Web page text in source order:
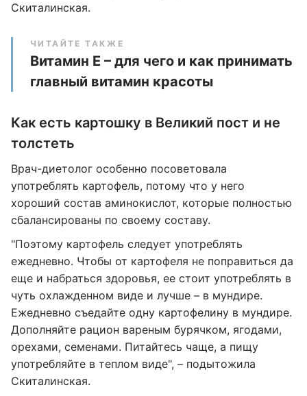
Скиталинская.
ЧИТАЙТЕ ТАКЖЕ
Витамин Е – для чего и как принимать
главный витамин красоты
Как есть картошку в Великий пост и не
толстеть
Врач-диетолог особенно посоветовала
употреблять картофель, потому что у него
хороший состав аминокислот, которые полностью
сбалансированы по своему составу.
"Поэтому картофель следует употреблять
ежедневно. Чтобы от картофеля не поправиться да
еще и набраться здоровья, ее стоит употреблять в
чуть охлажденном виде и лучше – в мундире.
Ежедневно съедайте одну картофелину в мундире.
Дополняйте рацион вареным бурячком, ягодами,
орехами, семенами. Питайтесь чаще, а пищу
употребляйте в теплом виде", – подытожила
Скиталинская.